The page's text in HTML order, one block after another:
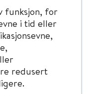
funksjon, for
i tid eller
redusert